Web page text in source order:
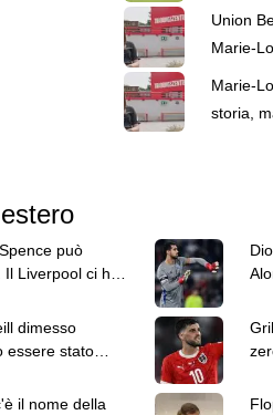
Union
Marie-
Marie-
storia,
può
Liverpool ci ha
dimesso
essere stato
il nome della